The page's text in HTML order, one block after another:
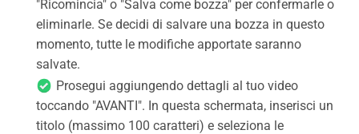
"Ricomincia" o "Salva come bozza" per confermarle o
eliminarle. Se decidi di salvare una bozza in questo
momento, tutte le modifiche apportate saranno
salvate.
Prosegui aggiungendo dettagli al tuo video
toccando "AVANTI". In questa schermata, inserisci un
titolo (massimo 100 caratteri) e seleziona le